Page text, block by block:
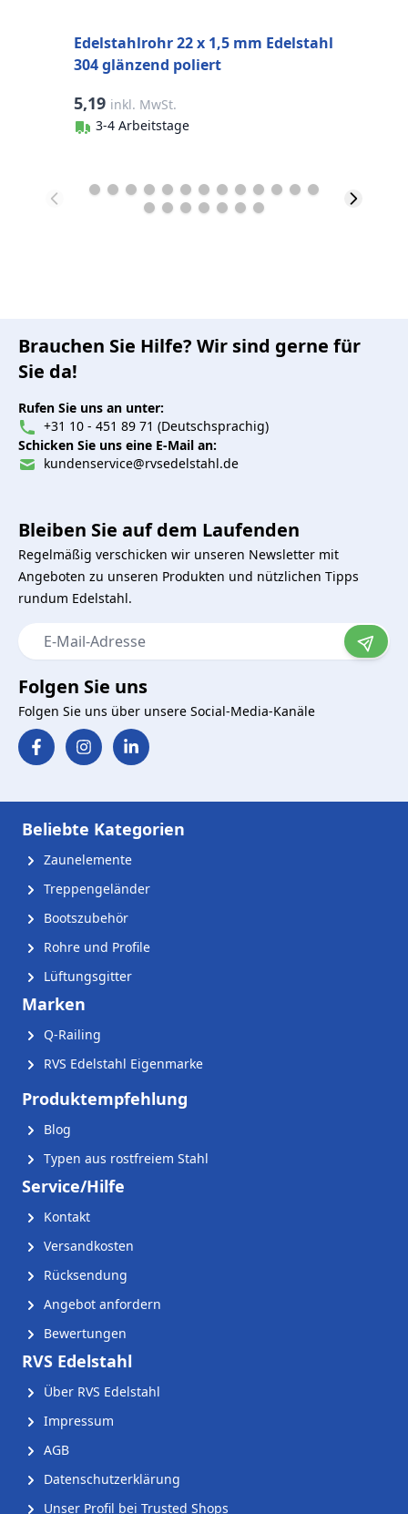
Edelstahlrohr 22 x 1,5 mm Edelstahl
304 glänzend poliert
5,19 inkl. MwSt.
3-4 Arbeitstage
Brauchen Sie Hilfe? Wir sind gerne für
Sie da!
Rufen Sie uns an unter:
+31 10 - 451 89 71 (Deutschsprachig)
Schicken Sie uns eine E-Mail an:
kundenservice@rvsedelstahl.de
Bleiben Sie auf dem Laufenden
Regelmäßig verschicken wir unseren Newsletter mit
Angeboten zu unseren Produkten und nützlichen Tipps
rundum Edelstahl.
E-Mail-Adresse
Folgen Sie uns
Folgen Sie uns über unsere Social-Media-Kanäle
Beliebte Kategorien
Zaunelemente
Treppengeländer
Bootszubehör
Rohre und Profile
Lüftungsgitter
Marken
Q-Railing
RVS Edelstahl Eigenmarke
Produktempfehlung
Blog
Typen aus rostfreiem Stahl
Service/Hilfe
Kontakt
Versandkosten
Rücksendung
Angebot anfordern
Bewertungen
RVS Edelstahl
Über RVS Edelstahl
Impressum
AGB
Datenschutzerklärung
Unser Profil bei Trusted Shops